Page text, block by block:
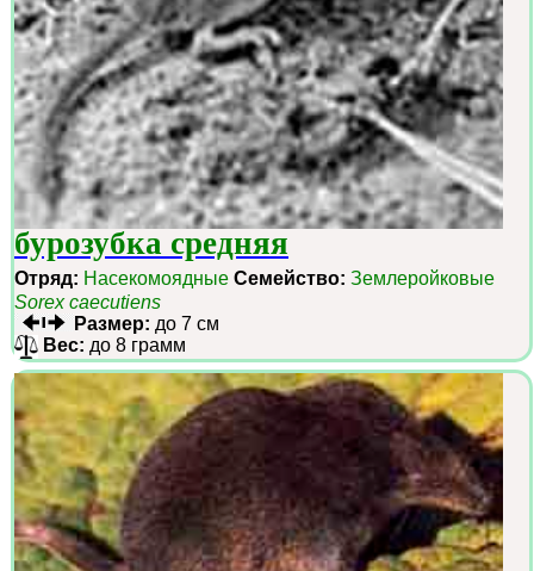
бурозубка средняя
Отряд: Насекомоядные Семейство: Землеройковые
Sorex caecutiens
Размер: до 7 см
Вес: до 8 грамм